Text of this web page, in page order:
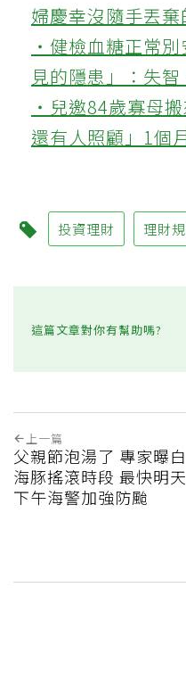
婦慶幸沒隨手丟
‧健檢血糖正常
見的隱患」：失
‧兒邀84歲寡母
還有人照顧」1個
投資理財 理財
這篇文章對你有幫助嗎?
上一篇
父親節泡湯了 專家曝白
海豚搖滾時段 最快明天
下午海警加強防颱